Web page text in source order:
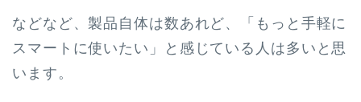
などなど、製品自体は数あれど、「もっと手軽に
スマートに使いたい」と感じている人は多いと思
います。